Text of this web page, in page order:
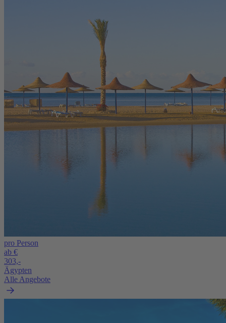
pro Person
ab €
303,-
Ägypten
Alle Angebote